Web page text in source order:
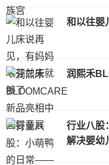
和以往婴
润熙禾
行业八
解决婴幼